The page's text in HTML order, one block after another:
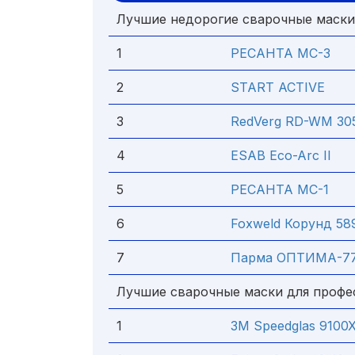
Лучшие недорогие сварочные маски
1 РЕСАНТА МС-3
2 START ACTIVE
3 RedVerg RD-WM
4 ESAB Eco-Arc II
5 РЕСАНТА МС-1
6 Foxweld Корунд
7 Парма ОПТИМА-
Лучшие сварочные маски для
1 3M Speedglas